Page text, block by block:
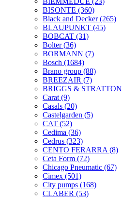
BISONTE (360)
Black and Decker(265)
BLAUPUNKT (45)
BOBCAT (31)
Bolter(36)
BORMANN (7)
Bosch (1684)
Brano group (88)
BREEZAIR (7)
BRIGGS & STRATTON
Carat (9)
Casals (20)
Castelgarden (5)
CAT (52)
Cedima (36)
Cedrus (323)
CENTO FERARRA (8)
Ceta Form (72)
Chicago Pneumatic (67)
Cimex (501)
City pumps (168)
CLABER (53)